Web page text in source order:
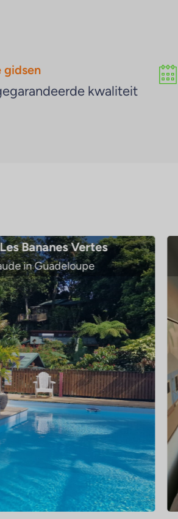
gidsen
kwaliteit
Gouden Horizon
en Guadeloupe